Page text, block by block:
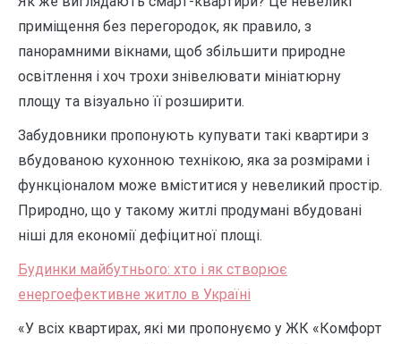
приміщення без перегородок, як правило, з
панорамними вікнами, щоб збільшити природне
освітлення і хоч трохи знівелювати мініатюрну
площу та візуально її розширити.
Забудовники пропонують купувати такі квартири з
вбудованою кухонною технікою, яка за розмірами і
функціоналом може вміститися у невеликий простір.
Природно, що у такому житлі продумані вбудовані
ніші для економії дефіцитної площі.
Будинки майбутнього: хто і як створює
енергоефективне житло в Україні
«У всіх квартирах, які ми пропонуємо у ЖК «Комфорт